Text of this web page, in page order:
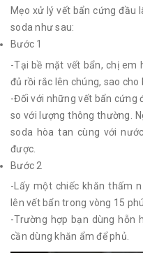
Mẹo xử lý vết bẩn cứng đầu
soda như sau:
Bước 1
-Tại bề mặt vết bẩn, chị em
đủ rồi rắc lên chúng, sao cho
-Đối với những vết bẩn cứng
so với lượng thông thường.
soda hòa tan cùng với
được.
Bước 2
-Lấy một chiếc khăn thấm
lên vết bẩn trong vòng 15
-Trường hợp bạn dùng hỗn
cần dùng khăn ẩm để phủ.